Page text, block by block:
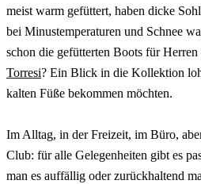
meist warm gefüttert, haben dicke
bei Minustemperaturen und Schnee
schon die gefütterten Boots für Herren
Torresi? Ein Blick in die Kollektion
kalten Füße bekommen möchten.
Im Alltag, in der Freizeit, im Büro,
Club: für alle Gelegenheiten gibt es
man es auffällig oder zurückhaltend